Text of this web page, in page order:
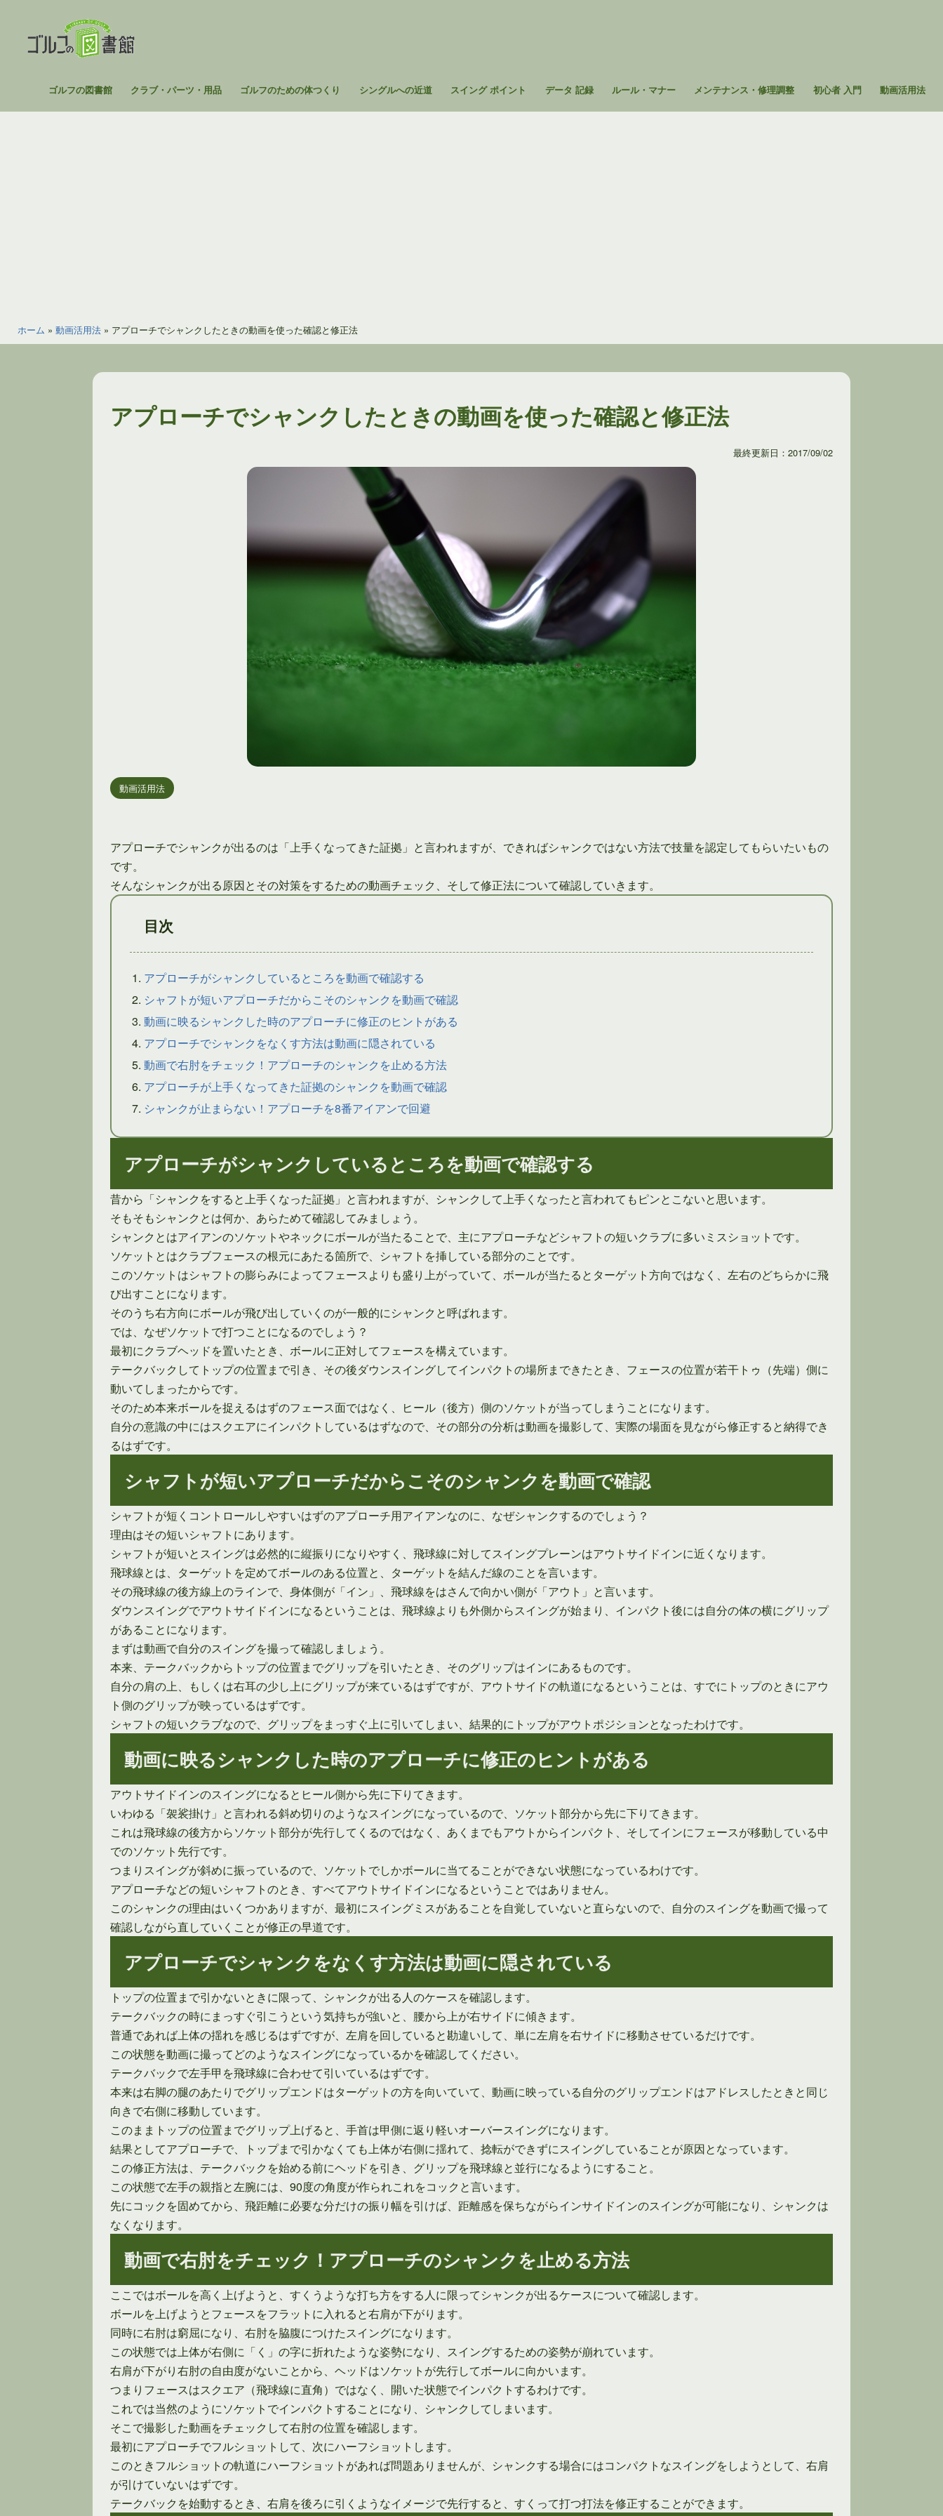
ゴルフの図書館 クラブ・パーツ・用品 ゴルフのための体つくり シングルへの近道 スイング ポイント データ 記録 ルール・マナー メンテナンス・修理調整 初心者 入門 動画活用法
ホーム » 動画活用法 » アプローチでシャンクしたときの動画を使った確認と修正法
アプローチでシャンクしたときの動画を使った確認と修正法
最終更新日：2017/09/02
動画活用法
アプローチでシャンクが出るのは「上手くなってきた証拠」と言われますが、できればシャンクではない方法で技量を認定してもらいたいもの
です。
そんなシャンクが出る原因とその対策をするための動画チェック、そして修正法について確認していきます。
目次
アプローチがシャンクしているところを動画で確認する
シャフトが短いアプローチだからこそのシャンクを動画で確認
動画に映るシャンクした時のアプローチに修正のヒントがある
アプローチでシャンクをなくす方法は動画に隠されている
動画で右肘をチェック！アプローチのシャンクを止める方法
アプローチが上手くなってきた証拠のシャンクを動画で確認
シャンクが止まらない！アプローチを8番アイアンで回避
アプローチがシャンクしているところを動画で確認する
昔から「シャンクをすると上手くなった証拠」と言われますが、シャンクして上手くなったと言われてもピンとこないと思います。
そもそもシャンクとは何か、あらためて確認してみましょう。
シャンクとはアイアンのソケットやネックにボールが当たることで、主にアプローチなどシャフトの短いクラブに多いミスショットです。
ソケットとはクラブフェースの根元にあたる箇所で、シャフトを挿している部分のことです。
このソケットはシャフトの膨らみによってフェースよりも盛り上がっていて、ボールが当たるとターゲット方向ではなく、左右のどちらかに飛
び出すことになります。
そのうち右方向にボールが飛び出していくのが一般的にシャンクと呼ばれます。
では、なぜソケットで打つことになるのでしょう？
最初にクラブヘッドを置いたとき、ボールに正対してフェースを構えています。
テークバックしてトップの位置まで引き、その後ダウンスイングしてインパクトの場所まできたとき、フェースの位置が若干トゥ（先端）側に
動いてしまったからです。
そのため本来ボールを捉えるはずのフェース面ではなく、ヒール（後方）側のソケットが当ってしまうことになります。
自分の意識の中にはスクエアにインパクトしているはずなので、その部分の分析は動画を撮影して、実際の場面を見ながら修正すると納得でき
るはずです。
シャフトが短いアプローチだからこそのシャンクを動画で確認
シャフトが短くコントロールしやすいはずのアプローチ用アイアンなのに、なぜシャンクするのでしょう？
理由はその短いシャフトにあります。
シャフトが短いとスイングは必然的に縦振りになりやすく、飛球線に対してスイングプレーンはアウトサイドインに近くなります。
飛球線とは、ターゲットを定めてボールのある位置と、ターゲットを結んだ線のことを言います。
その飛球線の後方線上のラインで、身体側が「イン」、飛球線をはさんで向かい側が「アウト」と言います。
ダウンスイングでアウトサイドインになるということは、飛球線よりも外側からスイングが始まり、インパクト後には自分の体の横にグリップ
があることになります。
まずは動画で自分のスイングを撮って確認しましょう。
本来、テークバックからトップの位置までグリップを引いたとき、そのグリップはインにあるものです。
自分の肩の上、もしくは右耳の少し上にグリップが来ているはずですが、アウトサイドの軌道になるということは、すでにトップのときにアウ
ト側のグリップが映っているはずです。
シャフトの短いクラブなので、グリップをまっすぐ上に引いてしまい、結果的にトップがアウトポジションとなったわけです。
動画に映るシャンクした時のアプローチに修正のヒントがある
アウトサイドインのスイングになるとヒール側から先に下りてきます。
いわゆる「袈裟掛け」と言われる斜め切りのようなスイングになっているので、ソケット部分から先に下りてきます。
これは飛球線の後方からソケット部分が先行してくるのではなく、あくまでもアウトからインパクト、そしてインにフェースが移動している中
でのソケット先行です。
つまりスイングが斜めに振っているので、ソケットでしかボールに当てることができない状態になっているわけです。
アプローチなどの短いシャフトのとき、すべてアウトサイドインになるということではありません。
このシャンクの理由はいくつかありますが、最初にスイングミスがあることを自覚していないと直らないので、自分のスイングを動画で撮って
確認しながら直していくことが修正の早道です。
アプローチでシャンクをなくす方法は動画に隠されている
トップの位置まで引かないときに限って、シャンクが出る人のケースを確認します。
テークバックの時にまっすぐ引こうという気持ちが強いと、腰から上が右サイドに傾きます。
普通であれば上体の揺れを感じるはずですが、左肩を回していると勘違いして、単に左肩を右サイドに移動させているだけです。
この状態を動画に撮ってどのようなスイングになっているかを確認してください。
テークバックで左手甲を飛球線に合わせて引いているはずです。
本来は右脚の腿のあたりでグリップエンドはターゲットの方を向いていて、動画に映っている自分のグリップエンドはアドレスしたときと同じ
向きで右側に移動しています。
このままトップの位置までグリップ上げると、手首は甲側に返り軽いオーバースイングになります。
結果としてアプローチで、トップまで引かなくても上体が右側に揺れて、捻転ができずにスイングしていることが原因となっています。
この修正方法は、テークバックを始める前にヘッドを引き、グリップを飛球線と並行になるようにすること。
この状態で左手の親指と左腕には、90度の角度が作られこれをコックと言います。
先にコックを固めてから、飛距離に必要な分だけの振り幅を引けば、距離感を保ちながらインサイドインのスイングが可能になり、シャンクは
なくなります。
動画で右肘をチェック！アプローチのシャンクを止める方法
ここではボールを高く上げようと、すくうような打ち方をする人に限ってシャンクが出るケースについて確認します。
ボールを上げようとフェースをフラットに入れると右肩が下がります。
同時に右肘は窮屈になり、右肘を脇腹につけたスイングになります。
この状態では上体が右側に「く」の字に折れたような姿勢になり、スイングするための姿勢が崩れています。
右肩が下がり右肘の自由度がないことから、ヘッドはソケットが先行してボールに向かいます。
つまりフェースはスクエア（飛球線に直角）ではなく、開いた状態でインパクトするわけです。
これでは当然のようにソケットでインパクトすることになり、シャンクしてしまいます。
そこで撮影した動画をチェックして右肘の位置を確認します。
最初にアプローチでフルショットして、次にハーフショットします。
このときフルショットの軌道にハーフショットがあれば問題ありませんが、シャンクする場合にはコンパクトなスイングをしようとして、右肩
が引けていないはずです。
テークバックを始動するとき、右肩を後ろに引くようなイメージで先行すると、すくって打つ打法を修正することができます。